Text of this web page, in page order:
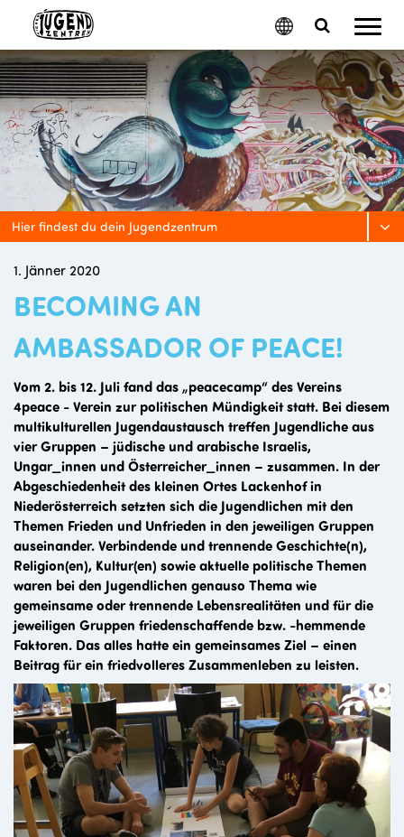
Menu
Toggle
Search
Google
Translate
Hier findest du dein Jugendzentrum
1. Jänner 2020
BECOMING AN
AMBASSADOR OF PEACE!
Vom 2. bis 12. Juli fand das „peacecamp“ des Vereins
4peace - Verein zur politischen Mündigkeit statt. Bei diesem
multikulturellen Jugendaustausch treffen Jugendliche aus
vier Gruppen – jüdische und arabische Israelis,
Ungar_innen und Österreicher_innen – zusammen. In der
Abgeschiedenheit des kleinen Ortes Lackenhof in
Niederösterreich setzten sich die Jugendlichen mit den
Themen Frieden und Unfrieden in den jeweiligen Gruppen
auseinander. Verbindende und trennende Geschichte(n),
Religion(en), Kultur(en) sowie aktuelle politische Themen
waren bei den Jugendlichen genauso Thema wie
gemeinsame oder trennende Lebensrealitäten und für die
jeweiligen Gruppen friedenschaffende bzw. -hemmende
Faktoren. Das alles hatte ein gemeinsames Ziel – einen
Beitrag für ein friedvolleres Zusammenleben zu leisten.